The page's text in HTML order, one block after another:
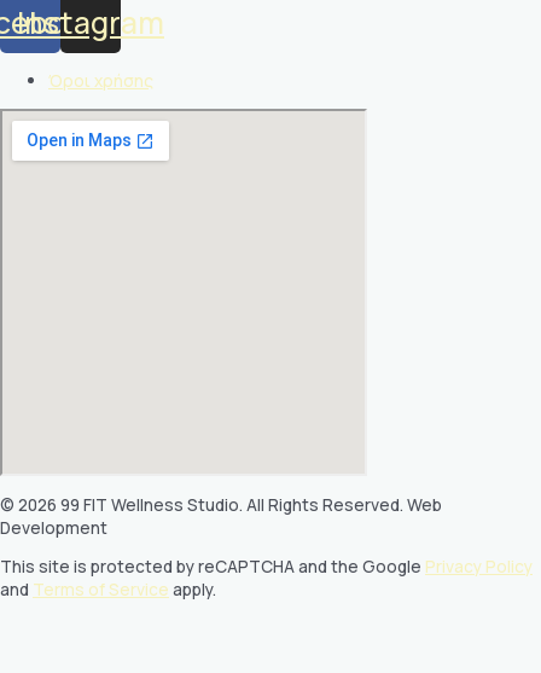
Instagram
Όροι χρήσης
© 2026 99 FIT Wellness Studio. All Rights Reserved. Web
Development
This site is protected by reCAPTCHA and the Google Privacy Policy
and Terms of Service apply.